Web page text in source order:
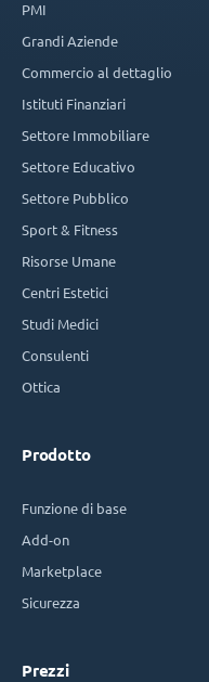
PMI
Grandi Aziende
Commercio al dettaglio
Istituti Finanziari
Settore Immobiliare
Settore Educativo
Settore Pubblico
Sport & Fitness
Risorse Umane
Centri Estetici
Studi Medici
Consulenti
Ottica
Prodotto
Funzione di base
Add-on
Marketplace
Sicurezza
Prezzi